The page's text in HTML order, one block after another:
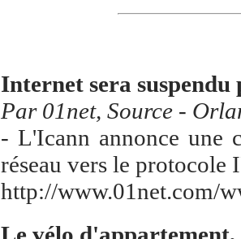
Internet sera
Par 01net, Source -
- L'Icann annonce une
réseau vers le protocole
http://www.01net.com/